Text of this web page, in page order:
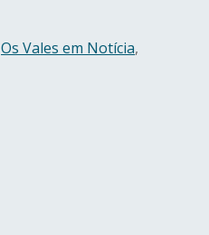
Os Vales em Notícia,